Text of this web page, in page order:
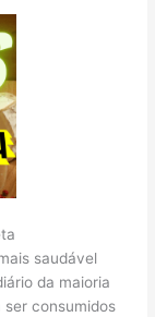
saudável
da maioria
ser consumidos